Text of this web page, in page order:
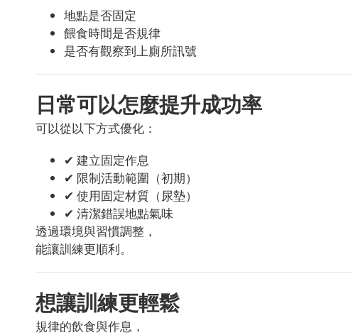
地點是否固定
餵食時間是否規律
是否有觀察到上廁所訊號
日常可以怎麼提升成功率
可以從以下方式優化：
✔ 建立固定作息
✔ 限制活動範圍（初期）
✔ 使用固定材質（尿墊）
✔ 清潔錯誤地點氣味
透過環境與習慣調整，
能讓訓練更順利。
想讓訓練更輕鬆
規律的飲食與作息，